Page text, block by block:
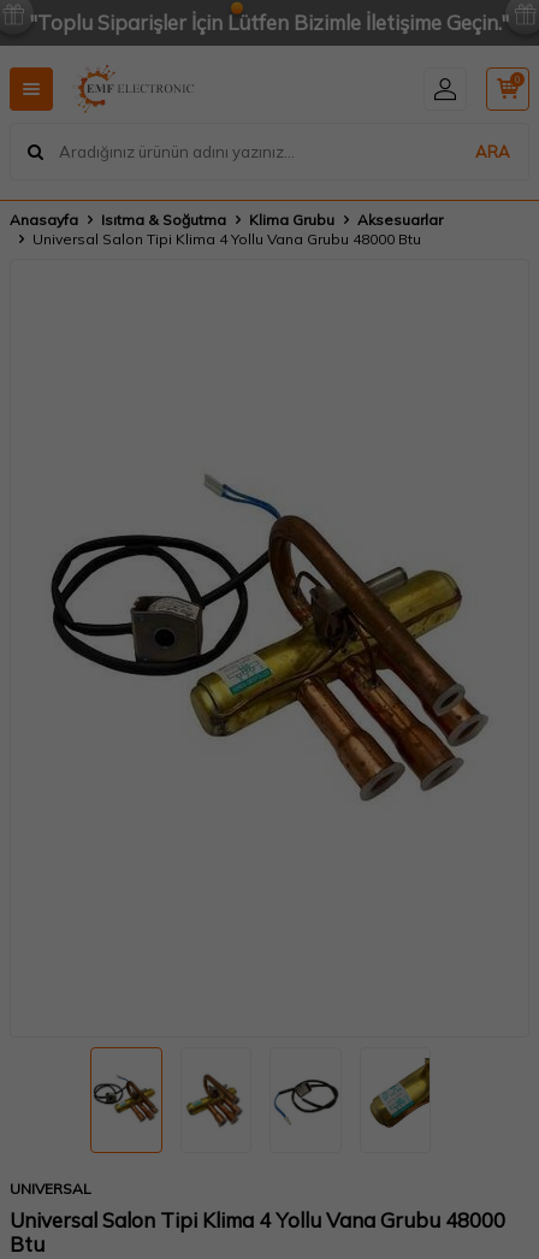
"Toplu Siparişler İçin Lütfen Bizimle İletişime Geçin."
ARA
0
Anasayfa Isıtma & Soğutma Klima Grubu
Aksesuarlar
Universal Salon Tipi Klima 4 Yollu Vana Grubu 48000 Btu
UNIVERSAL
Universal Salon Tipi Klima 4 Yollu Vana Grubu 48000
Btu